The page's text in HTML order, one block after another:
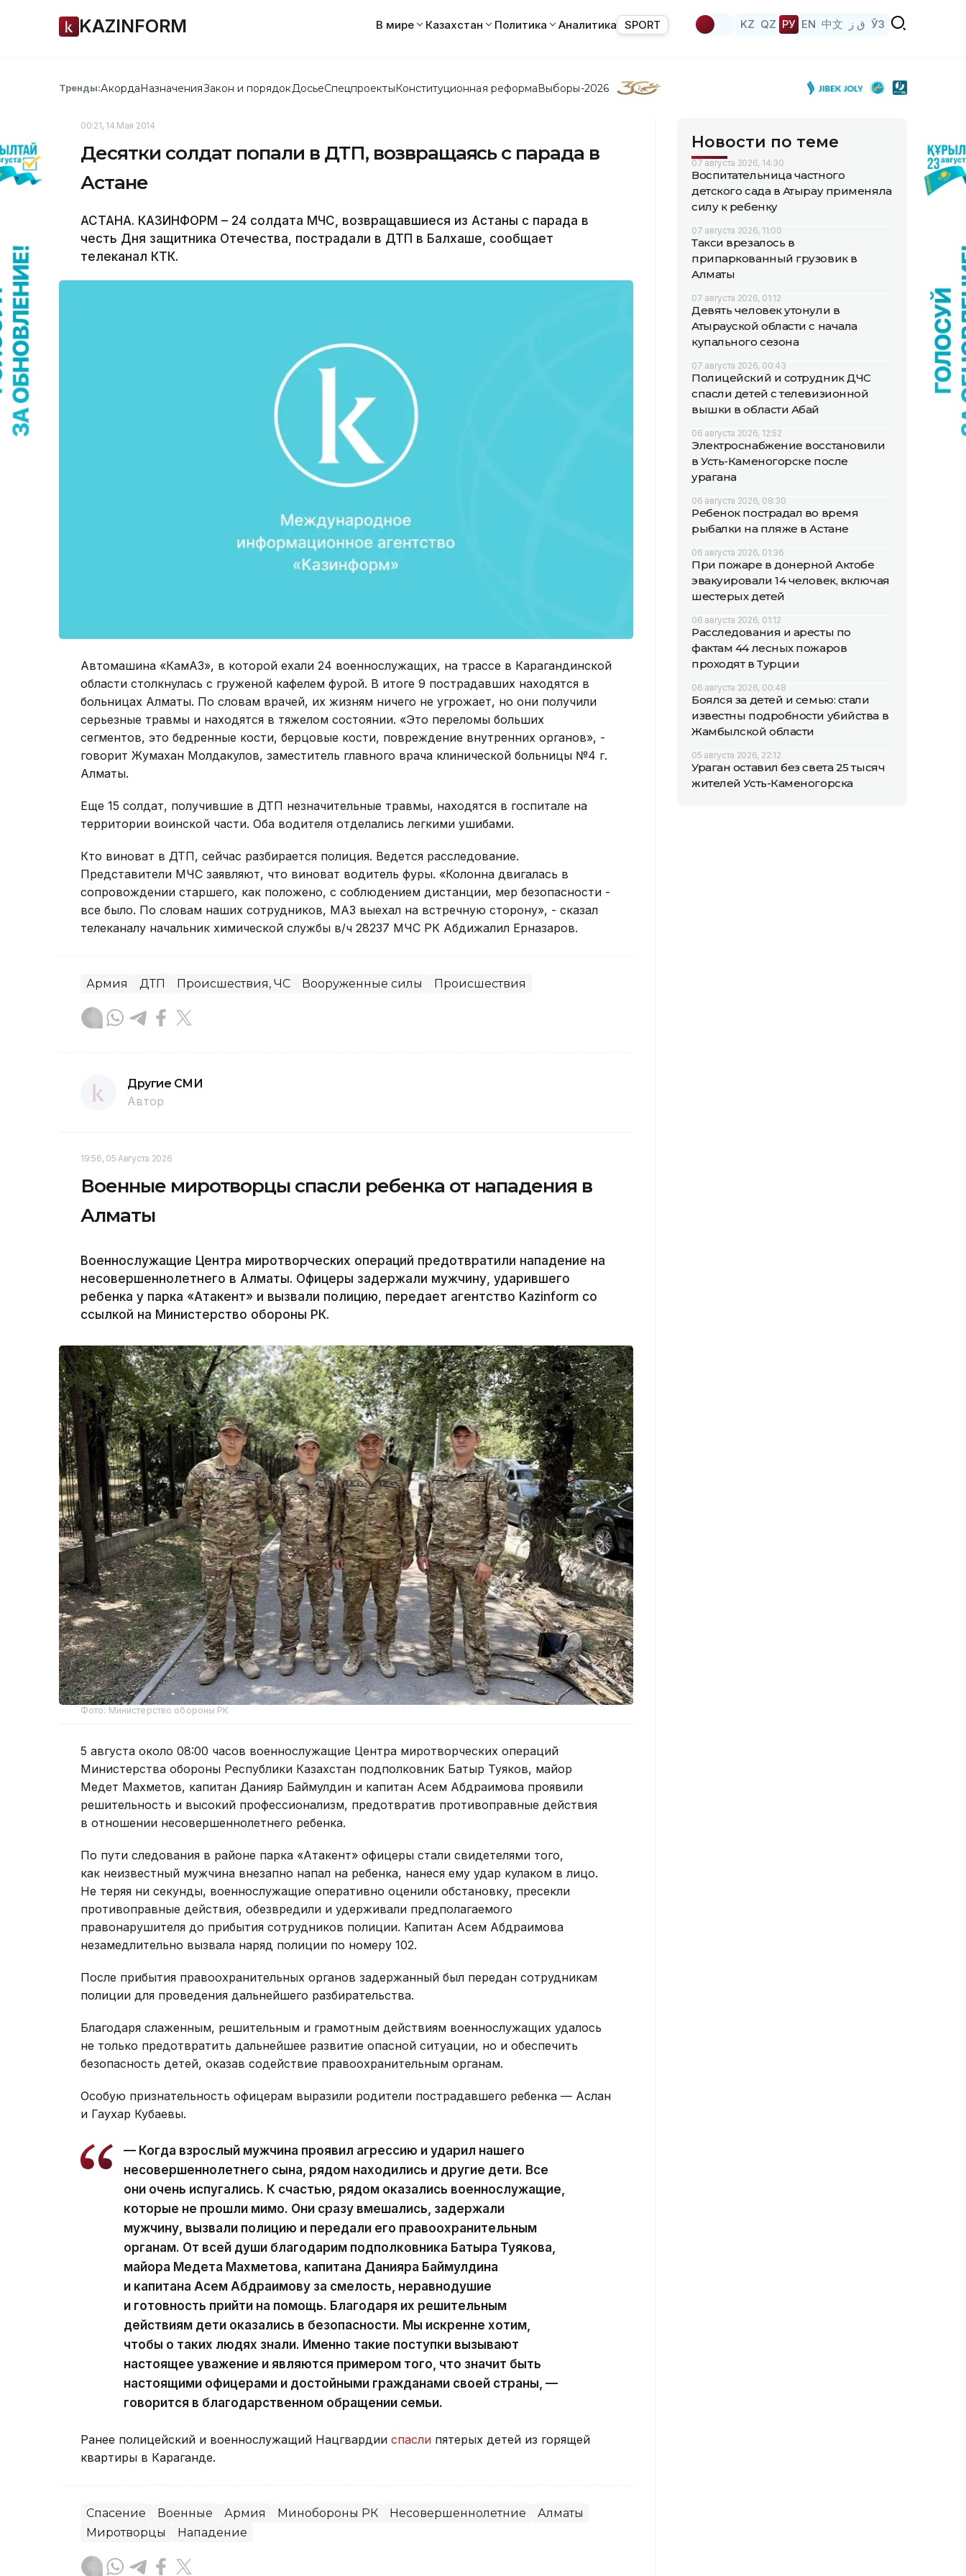
KAZINFORM В мире Казахстан Политика Аналитика SPORT KZ QZ РУ EN 中文 ق ز ЎЗ
Тренды:АкордаНазначенияЗакон и порядок ДосьеСпецпроектыКонституционная реформаВыборы-2026
00:21, 14 Мая 2014
Десятки солдат попали в ДТП, возвращаясь с парада в
Астане
АСТАНА. КАЗИНФОРМ – 24 солдата МЧС, возвращавшиеся из Астаны с парада в
честь Дня защитника Отечества, пострадали в ДТП в Балхаше, сообщает
телеканал КТК.
Автомашина «КамАЗ», в которой ехали 24 военнослужащих, на трассе в Карагандинской
области столкнулась с груженой кафелем фурой. В итоге 9 пострадавших находятся в
больницах Алматы. По словам врачей, их жизням ничего не угрожает, но они получили
серьезные травмы и находятся в тяжелом состоянии. «Это переломы больших
сегментов, это бедренные кости, берцовые кости, повреждение внутренних органов», -
говорит Жумахан Молдакулов, заместитель главного врача клинической больницы №4 г.
Алматы.
Еще 15 солдат, получившие в ДТП незначительные травмы, находятся в госпитале на
территории воинской части. Оба водителя отделались легкими ушибами.
Кто виноват в ДТП, сейчас разбирается полиция. Ведется расследование.
Представители МЧС заявляют, что виноват водитель фуры. «Колонна двигалась в
сопровождении старшего, как положено, с соблюдением дистанции, мер безопасности -
все было. По словам наших сотрудников, МАЗ выехал на встречную сторону», - сказал
телеканалу начальник химической службы в/ч 28237 МЧС РК Абдижалил Ерназаров.
Армия ДТП Происшествия, ЧС Вооруженные силы Происшествия
Другие СМИ
Автор
19:56, 05 Августа 2026
Военные миротворцы спасли ребенка от нападения в
Алматы
Военнослужащие Центра миротворческих операций предотвратили нападение на
несовершеннолетнего в Алматы. Офицеры задержали мужчину, ударившего
ребенка у парка «Атакент» и вызвали полицию, передает агентство Kazinform со
ссылкой на Министерство обороны РК.
Фото: Министерство обороны РК
5 августа около 08:00 часов военнослужащие Центра миротворческих операций
Министерства обороны Республики Казахстан подполковник Батыр Туяков, майор
Медет Махметов, капитан Данияр Баймулдин и капитан Асем Абдраимова проявили
решительность и высокий профессионализм, предотвратив противоправные действия
в отношении несовершеннолетнего ребенка.
По пути следования в районе парка «Атакент» офицеры стали свидетелями того,
как неизвестный мужчина внезапно напал на ребенка, нанеся ему удар кулаком в лицо.
Не теряя ни секунды, военнослужащие оперативно оценили обстановку, пресекли
противоправные действия, обезвредили и удерживали предполагаемого
правонарушителя до прибытия сотрудников полиции. Капитан Асем Абдраимова
незамедлительно вызвала наряд полиции по номеру 102.
После прибытия правоохранительных органов задержанный был передан сотрудникам
полиции для проведения дальнейшего разбирательства.
Благодаря слаженным, решительным и грамотным действиям военнослужащих удалось
не только предотвратить дальнейшее развитие опасной ситуации, но и обеспечить
безопасность детей, оказав содействие правоохранительным органам.
Особую признательность офицерам выразили родители пострадавшего ребенка — Аслан
и Гаухар Кубаевы.
— Когда взрослый мужчина проявил агрессию и ударил нашего
несовершеннолетнего сына, рядом находились и другие дети. Все
они очень испугались. К счастью, рядом оказались военнослужащие,
которые не прошли мимо. Они сразу вмешались, задержали
мужчину, вызвали полицию и передали его правоохранительным
органам. От всей души благодарим подполковника Батыра Туякова,
майора Медета Махметова, капитана Данияра Баймулдина
и капитана Асем Абдраимову за смелость, неравнодушие
и готовность прийти на помощь. Благодаря их решительным
действиям дети оказались в безопасности. Мы искренне хотим,
чтобы о таких людях знали. Именно такие поступки вызывают
настоящее уважение и являются примером того, что значит быть
настоящими офицерами и достойными гражданами своей страны, —
говорится в благодарственном обращении семьи.
Ранее полицейский и военнослужащий Нацгвардии спасли пятерых детей из горящей
квартиры в Караганде.
Спасение Военные Армия Минобороны РК Несовершеннолетние
Алматы
Миротворцы
Нападение
Новости по теме
07 августа 2026, 14:30
Воспитательница частного
детского сада в Атырау применяла
силу к ребенку
07 августа 2026, 11:00
Такси врезалось в
припаркованный грузовик в
Алматы
07 августа 2026, 01:12
Девять человек утонули в
Атырауской области с начала
купального сезона
07 августа 2026, 00:43
Полицейский и сотрудник ДЧС
спасли детей с телевизионной
вышки в области Абай
06 августа 2026, 12:52
Электроснабжение восстановили
в Усть-Каменогорске после
урагана
06 августа 2026, 08:30
Ребенок пострадал во время
рыбалки на пляже в Астане
06 августа 2026, 01:36
При пожаре в донерной Актобе
эвакуировали 14 человек, включая
шестерых детей
06 августа 2026, 01:12
Расследования и аресты по
фактам 44 лесных пожаров
проходят в Турции
06 августа 2026, 00:48
Боялся за детей и семью: стали
известны подробности убийства в
Жамбылской области
05 августа 2026, 22:12
Ураган оставил без света 25 тысяч
жителей Усть-Каменогорска